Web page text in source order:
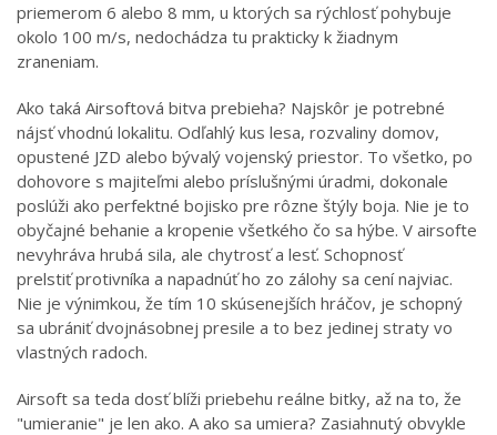
priemerom 6 alebo 8 mm, u ktorých sa rýchlosť pohybuje
okolo 100 m/s, nedochádza tu prakticky k žiadnym
zraneniam.
Ako taká Airsoftová bitva prebieha? Najskôr je potrebné
nájsť vhodnú lokalitu. Odľahlý kus lesa, rozvaliny domov,
opustené JZD alebo bývalý vojenský priestor. To všetko, po
dohovore s majiteľmi alebo príslušnými úradmi, dokonale
poslúži ako perfektné bojisko pre rôzne štýly boja. Nie je to
obyčajné behanie a kropenie všetkého čo sa hýbe. V airsofte
nevyhráva hrubá sila, ale chytrosť a lesť. Schopnosť
prelstiť protivníka a napadnúť ho zo zálohy sa cení najviac.
Nie je výnimkou, že tím 10 skúsenejších hráčov, je schopný
sa ubrániť dvojnásobnej presile a to bez jedinej straty vo
vlastných radoch.
Airsoft sa teda dosť blíži priebehu reálne bitky, až na to, že
"umieranie" je len ako. A ako sa umiera? Zasiahnutý obvykle